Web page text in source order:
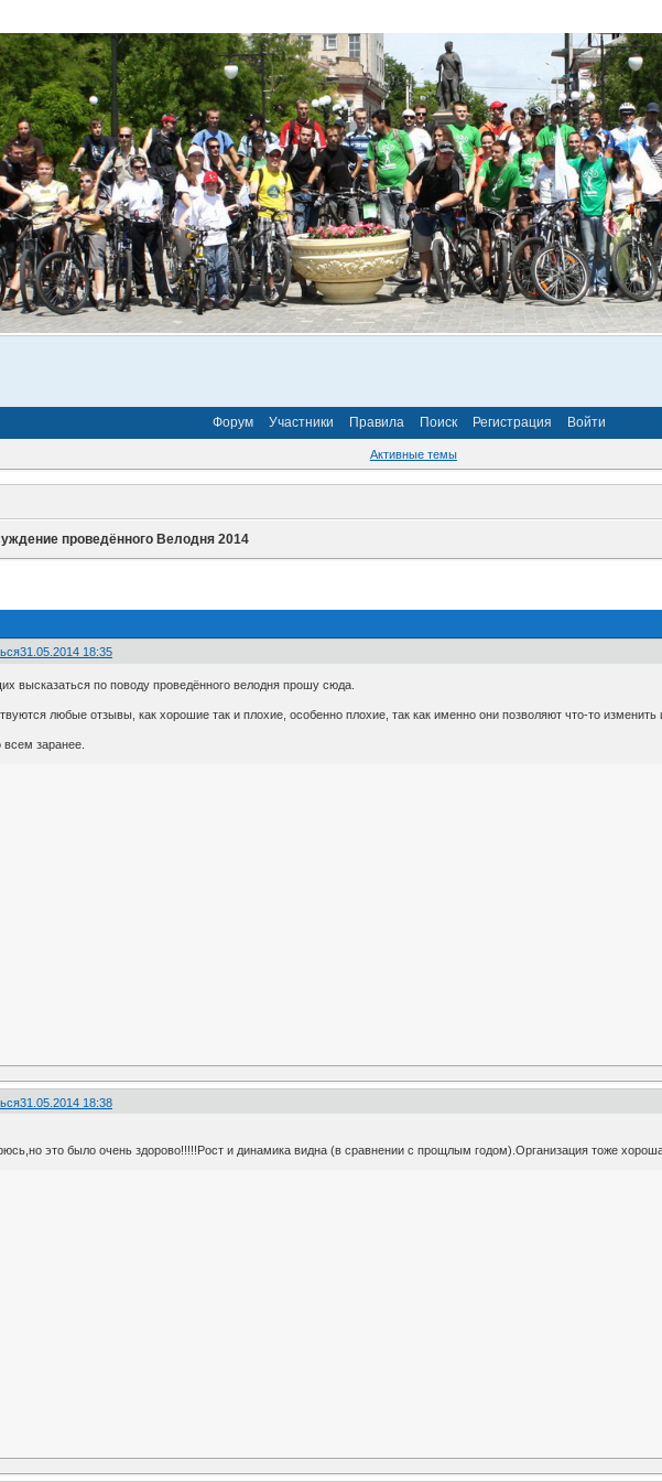
Форум Участники Правила Поиск Регистрация Войти
Активные темы
проведённого Велодня 2014
31.05.2014 18:35
высказаться по поводу проведённого велодня прошу сюда.
любые отзывы, как хорошие так и плохие, особенно плохие, так как именно они позволяют что-то изменить
заранее.
31.05.2014 18:38
это было очень здорово!!!!!Рост и динамика видна (в сравнении с прощлым годом).Организация тоже